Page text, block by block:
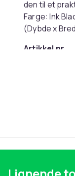
den til et
Farge: Ink
(Dybde x
Artikkel nr.